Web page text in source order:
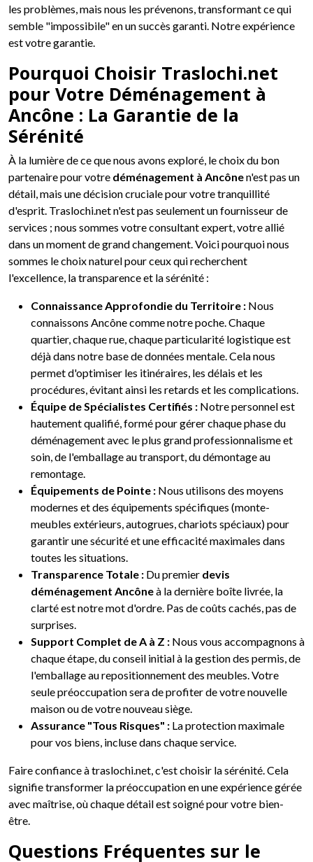
les problèmes, mais nous les prévenons, transformant ce qui
semble "impossibile" en un succès garanti. Notre expérience
est votre garantie.
Pourquoi Choisir Traslochi.net
pour Votre Déménagement à
Ancône : La Garantie de la
Sérénité
À la lumière de ce que nous avons exploré, le choix du bon
partenaire pour votre déménagement à Ancônen'est pas un
détail, mais une décision cruciale pour votre tranquillité
d'esprit. Traslochi.net n'est pas seulement un fournisseur de
services ; nous sommes votre consultant expert, votre allié
dans un moment de grand changement. Voici pourquoi nous
sommes le choix naturel pour ceux qui recherchent
l'excellence, la transparence et la sérénité :
Connaissance Approfondie du Territoire : Nous
connaissons Ancône comme notre poche. Chaque
quartier, chaque rue, chaque particularité logistique est
déjà dans notre base de données mentale. Cela nous
permet d'optimiser les itinéraires, les délais et les
procédures, évitant ainsi les retards et les complications.
Équipe de Spécialistes Certifiés : Notre personnel est
hautement qualifié, formé pour gérer chaque phase du
déménagement avec le plus grand professionnalisme et
soin, de l'emballage au transport, du démontage au
remontage.
Équipements de Pointe : Nous utilisons des moyens
modernes et des équipements spécifiques (monte-
meubles extérieurs, autogrues, chariots spéciaux) pour
garantir une sécurité et une efficacité maximales dans
toutes les situations.
Transparence Totale : Du premier devis
déménagement Ancôneà la dernière boîte livrée, la
clarté est notre mot d'ordre. Pas de coûts cachés, pas de
surprises.
Support Complet de A à Z : Nous vous accompagnons à
chaque étape, du conseil initial à la gestion des permis, de
l'emballage au repositionnement des meubles. Votre
seule préoccupation sera de profiter de votre nouvelle
maison ou de votre nouveau siège.
Assurance "Tous Risques" : La protection maximale
pour vos biens, incluse dans chaque service.
Faire confiance à traslochi.net, c'est choisir la sérénité. Cela
signifie transformer la préoccupation en une expérience gérée
avec maîtrise, où chaque détail est soigné pour votre bien-
être.
Questions Fréquentes sur le